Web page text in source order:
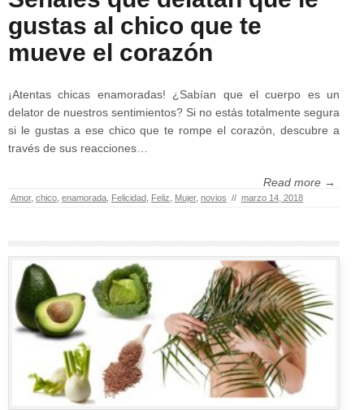
gustas al chico que te
mueve el corazón
¡Atentas chicas enamoradas! ¿Sabían que el cuerpo es un
delator de nuestros sentimientos? Si no estás totalmente segura
si le gustas a ese chico que te rompe el corazón, descubre a
través de sus reacciones…
Read more →
Amor, chico enamorada Felicidad Feliz Mujer, novios // marzo 14, 2018